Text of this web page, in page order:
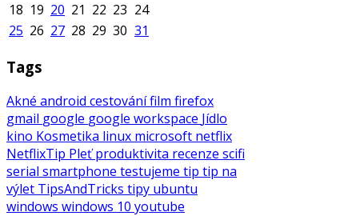
18 19 20 21 22 23 24
25 26 27 28 29 30 31
Tags
Akné android cestovánífilm firefox
gmail google google workspace Jídlo
kino Kosmetika linux microsoft netflix
NetflixTip Pleťproduktivita recenze scifi
serial smartphone testujeme tip tip na
výlet TipsAndTricks tipy ubuntu
windows windows 10 youtube